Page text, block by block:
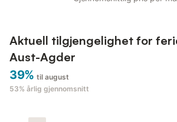
Aktuell tilgjengelighet for
Aust-Agder
39% til august
53% årlig gjennomsnitt